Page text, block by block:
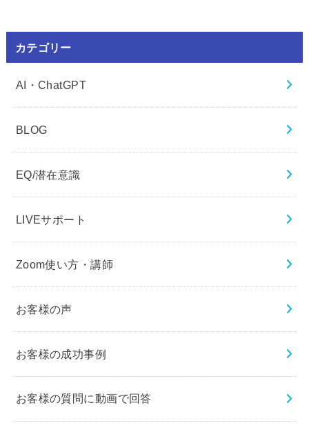
カテゴリー
AI・ChatGPT
BLOG
EQ/潜在意識
LIVEサポート
Zoom使い方・講師
お客様の声
お客様の成功事例
お客様の質問に動画で回答